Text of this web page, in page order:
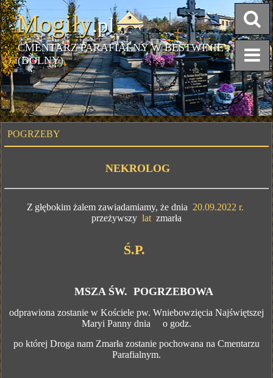
Mogiły.pl
CMENTARZ PARAFIALNY W BESTWINIE
(DOLNY)
POGRZEBY
NEKROLOG
Z głębokim żalem zawiadamiamy, że dnia 20.09.2022 r.
przeżywszy lat zmarła
Ś.P.
MSZA ŚW. POGRZEBOWA
odprawiona zostanie w Kościele pw. Wniebowzięcia Najświętszej
Maryi Panny dnia
o godz.
po której Droga nam Zmarła zostanie pochowana na Cmentarzu
Parafialnym.